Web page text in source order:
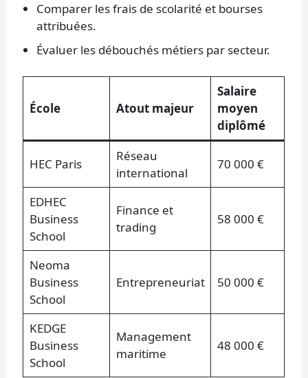
Comparer les frais de scolarité et bourses
attribuées.
Évaluer les débouchés métiers par secteur.
École Atout majeur
Salaire
moyen
diplômé
HEC Paris
Réseau
international
70 000 €
EDHEC
Business
School
Finance et
trading
58 000 €
Neoma
Business
School
Entrepreneuriat 50 000 €
KEDGE
Business
School
Management
maritime
48 000 €